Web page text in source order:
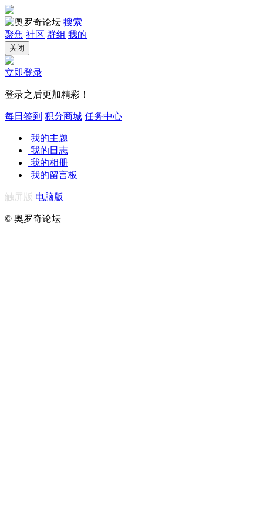
搜索
聚焦 社区 群组 我的
关闭
立即登录
登录之后更加精彩！
每日签到 积分商城 任务中心
我的主题
我的日志
我的相册
我的留言板
触屏版 电脑版
© 奥罗奇论坛